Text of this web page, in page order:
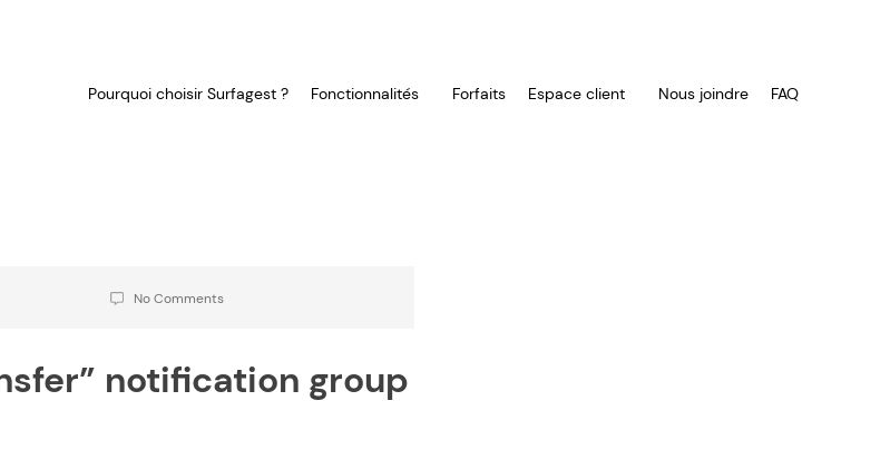
Pourquoi choisir Surfagest ? Fonctionnalités Forfaits Espace client Nous joindre FAQ
No Comments
notification group